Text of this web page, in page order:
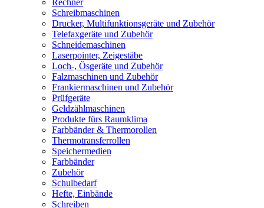
Rechner
Schreibmaschinen
Drucker, Multifunktionsgeräte und Zubehör
Telefaxgeräte und Zubehör
Schneidemaschinen
Laserpointer, Zeigestäbe
Loch-, Ösgeräte und Zubehör
Falzmaschinen und Zubehör
Frankiermaschinen und Zubehör
Prüfgeräte
Geldzählmaschinen
Produkte fürs Raumklima
Farbbänder & Thermorollen
Thermotransferrollen
Speichermedien
Farbbänder
Zubehör
Schulbedarf
Hefte, Einbände
Schreiben